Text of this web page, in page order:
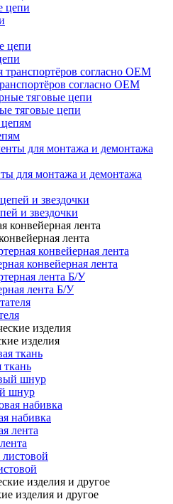
цепи
согласно ОЕМ
тяговые цепи
для монтажа и демонтажа
и звездочки
лента
конвейерная лента
лента Б/У
изделия
ткань
шнур
набивка
изделия и другое